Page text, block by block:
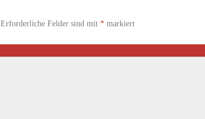
Erforderliche Felder sind mit * markiert